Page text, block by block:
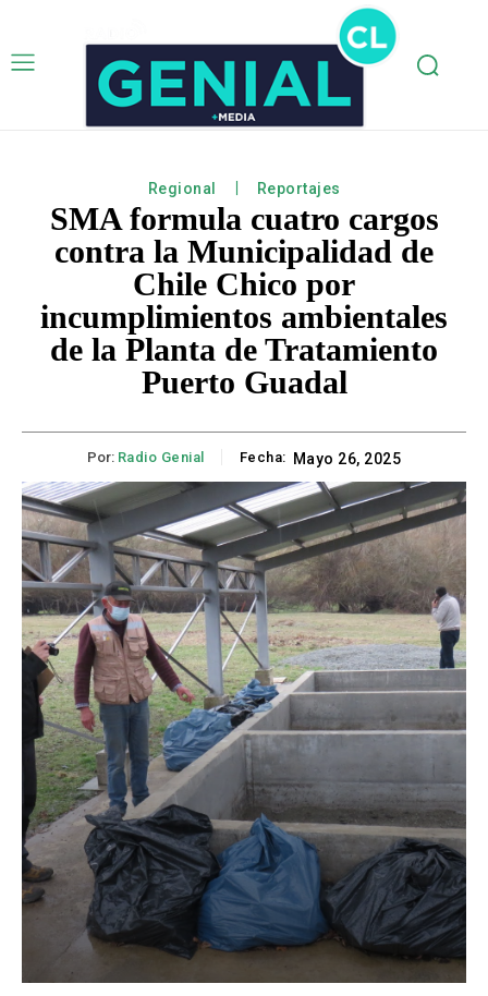
Regional Reportajes
SMA formula cuatro cargos
contra la Municipalidad de
Chile Chico por
incumplimientos ambientales
de la Planta de Tratamiento
Puerto Guadal
Por: Radio Genial Fecha: Mayo 26, 2025